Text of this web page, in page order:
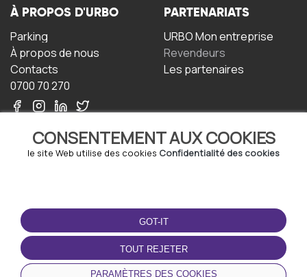
CONSENTEMENT AUX COOKIES
le site Web utilise des cookies Confidentialité des cookies
GOT-IT
TOUT REJETER
PARAMÈTRES DES COOKIES
À PROPOS D'URBO
Parking
À propos de nous
Contacts
0700 70 270
PARTENARIATS
URBO Mon entreprise
Revendeurs
Les partenaires
TERMS-OF-USE
Termes et conditions
Politique de confidentialité
Politique relative aux
cookies
TÉLÉCHARGEZ
L'APPLICATION